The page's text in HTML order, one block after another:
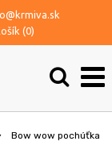
(0)
Bow wow pochúťka